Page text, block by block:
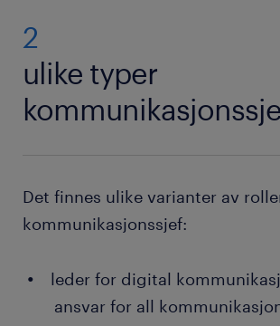
2
ulike typer
Det finnes ulike varianter av
kommunikasjonssjef:
leder for digital
ansvar for all